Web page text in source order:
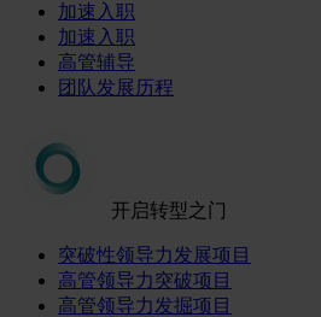
加速入职
加速入职
高管辅导
团队发展历程
开启转型之门
突破性领导力发展项目
高管领导力突破项目
高管领导力发掘项目